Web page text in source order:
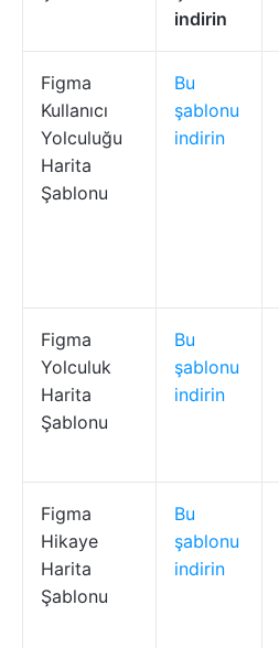
indirin
Figma
Kullanıcı
Yolculuğu
Harita
Şablonu
Bu
şablonu
indirin
Figma
Yolculuk
Harita
Şablonu
Bu
şablonu
indirin
Figma
Hikaye
Harita
Şablonu
Bu
şablonu
indirin